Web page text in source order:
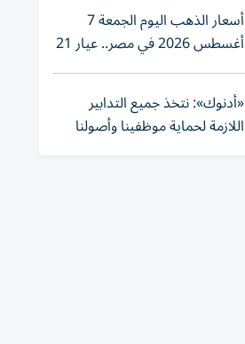
أسعار الذهب اليوم الجمعة 7
أغسطس 2026 في مصر.. عيار 21
يقترب من هذا الرقم
«أدنوك»: نتخذ جميع التدابير
اللازمة لحماية موظفينا وأصولنا